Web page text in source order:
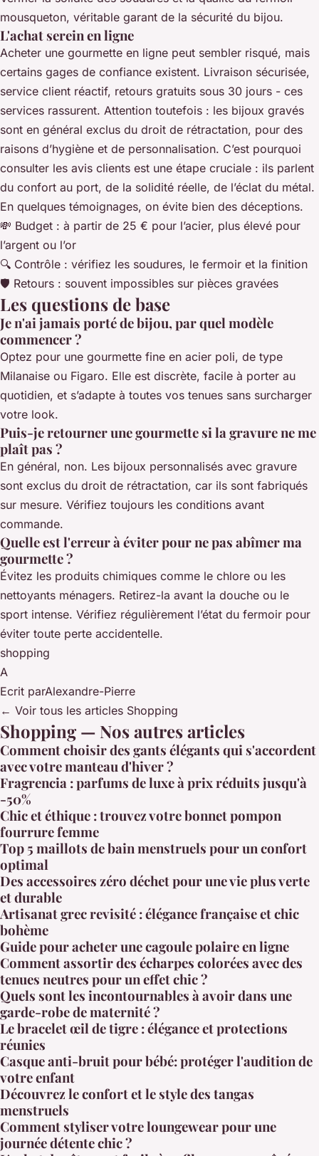
mousqueton, véritable garant de la sécurité du bijou.
L'achat serein en ligne
Acheter une gourmette en ligne peut sembler risqué, mais
certains gages de confiance existent. Livraison sécurisée,
service client réactif, retours gratuits sous 30 jours - ces
services rassurent. Attention toutefois : les bijoux gravés
sont en général exclus du droit de rétractation, pour des
raisons d’hygiène et de personnalisation. C’est pourquoi
consulter les avis clients est une étape cruciale : ils parlent
du confort au port, de la solidité réelle, de l’éclat du métal.
En quelques témoignages, on évite bien des déceptions.
💸 Budget : à partir de 25 € pour l’acier, plus élevé pour
l’argent ou l’or
🔍 Contrôle : vérifiez les soudures, le fermoir et la finition
🛡️ Retours : souvent impossibles sur pièces gravées
Les questions de base
Je n'ai jamais porté de bijou, par quel modèle
commencer ?
Optez pour une gourmette fine en acier poli, de type
Milanaise ou Figaro. Elle est discrète, facile à porter au
quotidien, et s’adapte à toutes vos tenues sans surcharger
votre look.
Puis-je retourner une gourmette si la gravure ne me
plaît pas ?
En général, non. Les bijoux personnalisés avec gravure
sont exclus du droit de rétractation, car ils sont fabriqués
sur mesure. Vérifiez toujours les conditions avant
commande.
Quelle est l'erreur à éviter pour ne pas abîmer ma
gourmette ?
Évitez les produits chimiques comme le chlore ou les
nettoyants ménagers. Retirez-la avant la douche ou le
sport intense. Vérifiez régulièrement l’état du fermoir pour
éviter toute perte accidentelle.
shopping
A
Ecrit parAlexandre-Pierre
← Voir tous les articles Shopping
Shopping — Nos autres articles
Comment choisir des gants élégants qui s'accordent
avec votre manteau d'hiver ?
Fragrencia : parfums de luxe à prix réduits jusqu'à
-50%
Chic et éthique : trouvez votre bonnet pompon
fourrure femme
Top 5 maillots de bain menstruels pour un confort
optimal
Des accessoires zéro déchet pour une vie plus verte
et durable
Artisanat grec revisité : élégance française et chic
bohème
Guide pour acheter une cagoule polaire en ligne
Comment assortir des écharpes colorées avec des
tenues neutres pour un effet chic ?
Quels sont les incontournables à avoir dans une
garde-robe de maternité ?
Le bracelet œil de tigre : élégance et protections
réunies
Casque anti-bruit pour bébé: protéger l'audition de
votre enfant
Découvrez le confort et le style des tangas
menstruels
Comment styliser votre loungewear pour une
journée détente chic ?